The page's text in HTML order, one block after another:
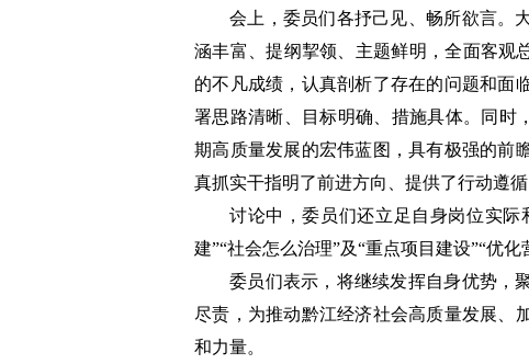
会上，委员们各抒己见、畅所欲言。
涵丰富、提纲挈领、主题鲜明，全面客观
的不凡成绩，认真剖析了存在的问题和面
署思路清晰、目标明确、措施具体。同时
期高质量发展的宏伟蓝图，具有极强的前
真抓实干指明了前进方向、提供了行动遵循
讨论中，委员们还立足自身岗位实际
建”“社会怎么治理”及“重点项目建设”“优
委员们表示，将继续发挥自身优势，
尽责，为推动黔江经济社会高质量发展、
和力量。